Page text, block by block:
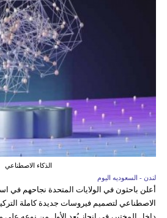
الذكاء الاصطناعي
لندن - السعوديه اليوم
أعلن باحثون في الولايات المتحدة نجاحهم في
الاصطناعي لتصميم فيروسات جديدة كاملة